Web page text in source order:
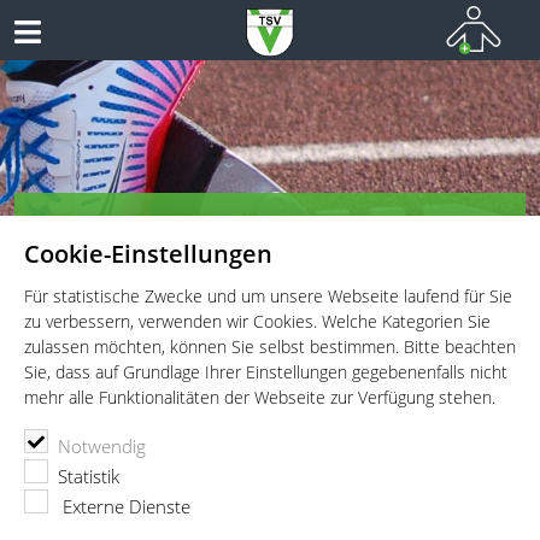
Cookie-Einstellungen
Für statistische Zwecke und um unsere Webseite laufend für Sie
zu verbessern, verwenden wir Cookies. Welche Kategorien Sie
zulassen möchten, können Sie selbst bestimmen. Bitte beachten
Sie, dass auf Grundlage Ihrer Einstellungen gegebenenfalls nicht
mehr alle Funktionalitäten der Webseite zur Verfügung stehen.
Notwendig
Statistik
Externe Dienste
Leichtathletik für Wettkämpfer, Leistungssportler und
Freitzeitathleten
TSV Vaterstetten e.V.
Deutsche Senioren-Hallenmeisterschaft und Winterwurf 2017
Deutsche Senioren-